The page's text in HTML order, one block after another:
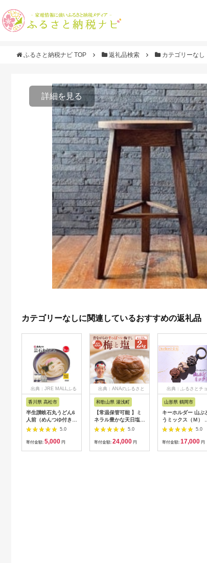
ふるさと納税ナビ TOP 返礼品検索 カテゴリーなし
詳細を見る
カテゴリーなしに関連しているおすすめの返礼品
出典：JRE MALLふる
香川県 高松市
半生讃岐石丸うどん6
人前（めんつゆ付き）
麺300g×2袋
5.0
寄付金額: 5,000 円
出典：ANAのふるさと
和歌山県 湯浅町
【常温保管可能 】ミ
ネラル豊かな天日塩だ
けで漬けた無添加梅干
し2kg 梅ボーイズ｜
南高梅
5.0
寄付金額: 24,000 円
出典：ふるさとチ
山形県 鶴岡市
キーホルダー 山ぶ
うミックス（Ｍ） 山
形県鶴岡市 アトリエ
かおる | 山葡萄 雑貨
キーホルダー ギフト
5.0
寄付金額: 17,000 円